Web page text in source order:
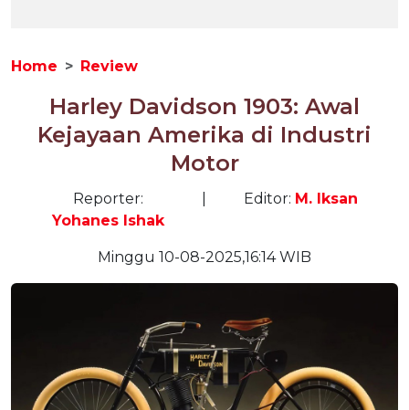
Home Review
Harley Davidson 1903: Awal
Kejayaan Amerika di Industri
Motor
Reporter:
Yohanes Ishak
Editor: M. Iksan
Minggu 10-08-2025,16:14 WIB